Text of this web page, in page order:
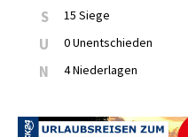
S 15 Siege
U 0 Unentschieden
N 4 Niederlagen